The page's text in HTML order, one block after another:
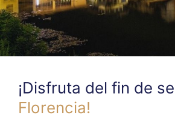
¡Disfruta del fin de
Florencia!